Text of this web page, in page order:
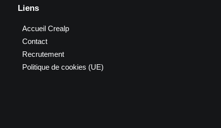
Liens
Accueil Crealp
Contact
Recrutement
Politique de cookies (UE)